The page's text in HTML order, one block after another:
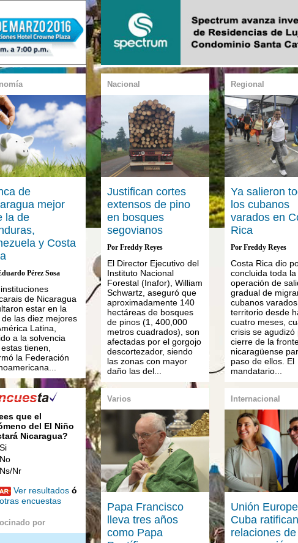
de
mejor
la de
y Costa
Pérez Sosa
de Nicaragua
estar en la
de las diez mejores
Latina,
a la solvencia
tienen,
la Federación
Nacional
Justifican cortes
extensos de pino
en bosques
segovianos
Por Freddy Reyes
El Director Ejecutivo del
Instituto Nacional
Forestal (Inafor), William
Schwartz, aseguró que
aproximadamente 140
hectáreas de bosques
de pinos (1, 400,000
metros cuadrados), son
afectadas por el gorgojo
descortezador, siendo
las zonas con mayor
daño las del...
Regional
Ya salieron
los cubanos
varados en
Rica
Por Freddy Reyes
Costa Rica dio
concluida toda la
operación de
gradual de
cubanos
territorio desde
cuatro meses,
crisis se agudizó
cierre de la
nicaragüense
paso de ellos. El
mandatario...
que el
del El Niño
Nicaragua?
Si
No
Ns/Nr
Ver resultados ó
encuestas
por
Varios
Papa Francisco
lleva tres años
como Papa
Internacional
Unión
Cuba ratifican
relaciones de